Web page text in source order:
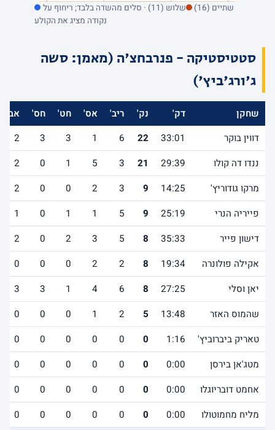
שתיים (16)
שלוש (11) · סלים מהשדה בלבד; ריחוף על
נקודה מציג את הקולע
סטטיסטיקה - פנרבחצ'ה (מאמן: סשה
ג'ורג'ביץ')
שחקן דק' נק' ריב' אס' חט' חס'
אב'
דווין בוקר
33:01
22
6
1
3
3
2
ננדו דה קולו
29:39
21
3
5
1
0
2
מרקו גודוריץ'
14:25
9
3
2
0
0
2
פייריה הנרי
25:19
9
5
1
1
0
1
דישון פייר
35:33
8
5
3
2
0
2
אקילה פולונרה
19:34
8
2
2
0
0
0
יאן וסלי
27:25
8
6
4
1
3
3
שהמוס האזר
13:48
5
2
1
0
0
0
טאריק ביברוביץ'
1:16
0
0
0
0
0
0
מטג'אן בירסן
0:00
0
0
0
0
0
0
אחמט דובריוגלו
0:00
0
0
0
0
0
0
מליח מחמוטולו
0:00
0
0
0
0
0
0